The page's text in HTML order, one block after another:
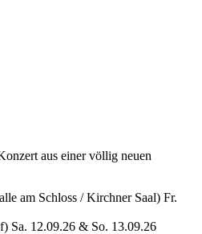
aus einer völlig neuen
am Schloss / Kirchner Saal) Fr.
Sa. 12.09.26 & So. 13.09.26